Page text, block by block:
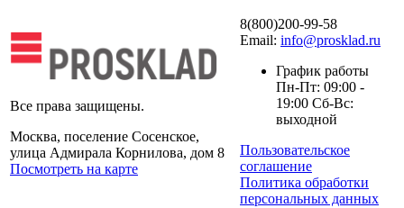
Все права защищены.
Москва, поселение Сосенское,
улица Адмирала Корнилова, дом 8
Посмотреть на карте
8(800)200-99-58
Email: info@prosklad.ru
График работы
Пн-Пт: 09:00 -
19:00 Сб-Вс:
выходной
Пользовательское
соглашение
Политика обработки
персональных данных